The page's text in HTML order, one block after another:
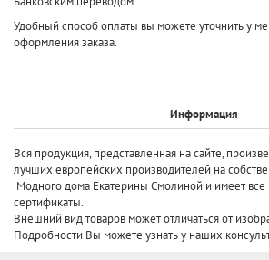
Удобный способ оплаты вы можете уточнить у
оформления заказа.
Информация
Вся продукция, представленная на сайте,
лучших европейских производителей на
Модного дома Екатерины Смолиной и имеет
сертификаты.
Внешний вид товаров может отличаться от
Подробности Вы можете узнать у наших